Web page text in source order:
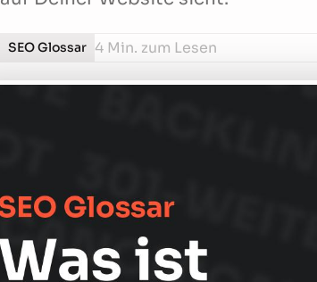
SEO Glossar 4 Min. zum Lesen